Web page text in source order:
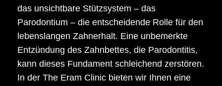
das unsichtbare Stützsystem – das
Parodontium – die entscheidende Rolle für den
lebenslangen Zahnerhalt. Eine unbemerkte
Entzündung des Zahnbettes, die Parodontitis,
kann dieses Fundament schleichend zerstören.
In der The Eram Clinic bieten wir Ihnen eine